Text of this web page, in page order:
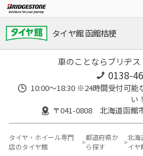
タイヤ館 函館桔梗
車のことならブリヂ
0138-
10:00～18:30 ※24時間受付可能
い！
〒041-0808 北海道函館
タイヤ・ホイール専門
店のタイヤ館
都道府県か
ら探す
北海
イヤ